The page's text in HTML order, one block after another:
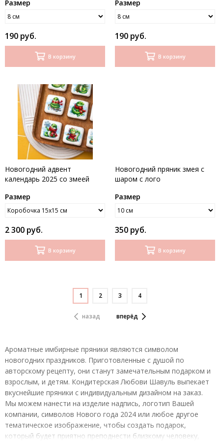
Размер
190 руб.
В корзину
Размер
190 руб.
В корзину
Новогодний адвент
календарь 2025 со змеей
Размер
2 300 руб.
В корзину
Новогодний пряник змея с
шаром с лого
Размер
350 руб.
В корзину
назад
1 2 3 4
вперёд
Ароматные имбирные пряники являются символом
новогодних праздников. Приготовленные с душой по
авторскому рецепту, они станут замечательным подарком и
взрослым, и детям. Кондитерская Любови Шавуль выпекает
вкуснейшие пряники с индивидуальным дизайном на заказ.
Мы можем нанести на изделие надпись, логотип Вашей
компании, символов Нового года 2024 или любое другое
тематическое изображение, чтобы создать подарок,
который будет приятно преподнести близкому человеку,